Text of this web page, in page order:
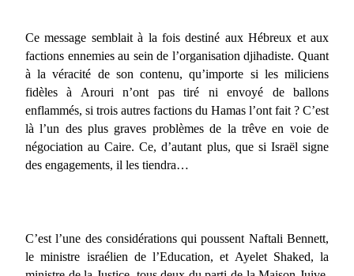
Ce message semblait à la fois destiné aux Hébreux et aux
factions ennemies au sein de l’organisation djihadiste. Quant
à la véracité de son contenu, qu’importe si les miliciens
fidèles à Arouri n’ont pas tiré ni envoyé de ballons
enflammés, si trois autres factions du Hamas l’ont fait ? C’est
là l’un des plus graves problèmes de la trêve en voie de
négociation au Caire. Ce, d’autant plus, que si Israël signe
des engagements, il les tiendra…
C’est l’une des considérations qui poussent Naftali Bennett,
le ministre israélien de l’Education, et Ayelet Shaked, la